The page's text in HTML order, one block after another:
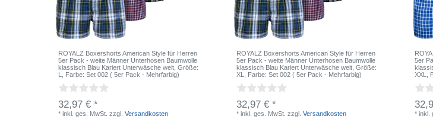
ROYALZ Boxershorts American Style für Herren
5er Pack - weite Männer Unterhosen Baumwolle
klassisch Blau Kariert Unterwäsche weit , Größe:
L
, Farbe: Set 002 ( 5er Pack - Mehrfarbig)
32,97 € *
*inkl. ges. MwSt. zzgl.Versandkosten
ROYALZ Boxershorts American Style für Herren
5er Pack - weite Männer Unterhosen Baumwolle
klassisch Blau Kariert Unterwäsche weit , Größe:
XL
, Farbe: Set 002 ( 5er Pack - Mehrfarbig)
32,97 € *
*inkl. ges. MwSt. zzgl.Versandkosten
5er
XXL
,
*inkl.